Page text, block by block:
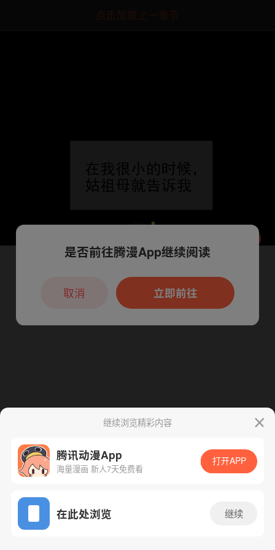
点击加载上一章节
App免费看
腾漫App免费看
继续浏览精彩内容
腾讯动漫App
海量漫画 新人7天免费看
打开APP
在此处浏览 继续
本章节仅支持App阅读，可打开App新用
户7天免费看
是否前往腾漫App继续阅读
立即前往
取消